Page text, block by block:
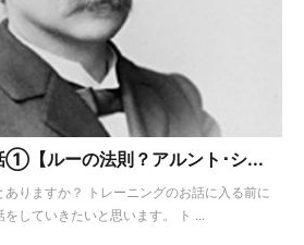
①【ルーの法則？アルント･シ...
りますか？ トレーニングのお話に入る前に
していきたいと思います。 ト ...